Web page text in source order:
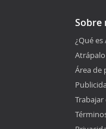
Sobre
¿Qué es
Área de